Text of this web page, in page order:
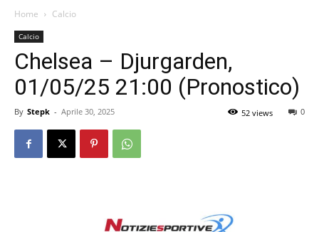
Home Calcio
Calcio
Chelsea – Djurgarden,
01/05/25 21:00 (Pronostico)
By Stepk - Aprile 30, 2025 0
52 views